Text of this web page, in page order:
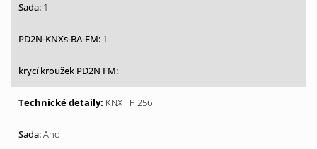
1
1
KNX TP 256
Ano